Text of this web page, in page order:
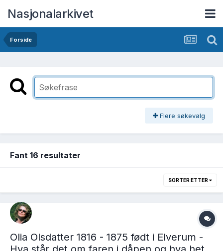
Nasjonalarkivet
Forside
Flere søkevalg
Fant 16 resultater
SORTER ETTER
Olia Olsdatter 1816 - 1875 født i Elverum -